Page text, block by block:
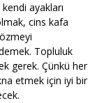
ayakları
cins kafa
Topluluk
gerek. Çünkü her
etmek için iyi bir